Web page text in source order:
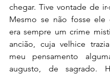
chegar. Tive vontade de
Mesmo se não fosse ele
era sempre um crime
ancião, cuja velhice
meu pensamento
augusto, de sagrado.